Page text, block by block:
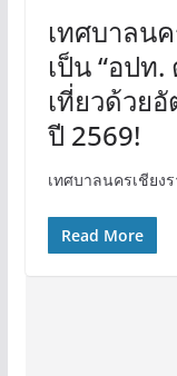
เทศบาลน
เป็น “อปท
เที่ยวด้วย
ปี 2569!
เทศบาลนครเชียง
Read More